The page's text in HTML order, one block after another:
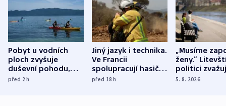
Pobyt u vodních
ploch zvyšuje
duševní pohodu,
ukázala
před 2h
Jiný jazyk i technika.
Ve Francii
spolupracují hasiči z
různých zemí
před 18h
„Musíme
ženy.“
politici
dohodu o
5. 8. 2026